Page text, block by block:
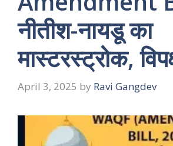
नीतीश-नायडू का
मास्टरस्ट्रोक,
April 3, 2025 by Ravi Gangdev